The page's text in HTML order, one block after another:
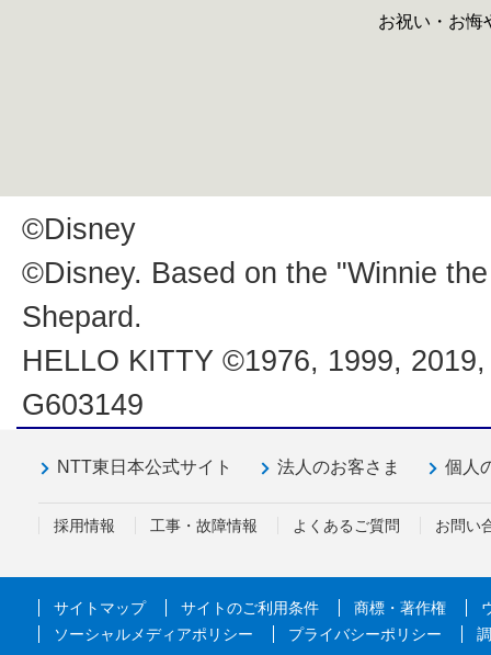
お祝い・お悔
©Disney
©Disney. Based on the "Winnie
Shepard.
HELLO KITTY ©1976, 1999,
G603149
NTT東日本公式サイト 法人のお客さま 個人
採用情報 工事・故障情報 よくあるご質問 お問い
サイトマップ サイトのご利用条件 商標・著作権
ソーシャルメディアポリシー
プライバシーポリシー